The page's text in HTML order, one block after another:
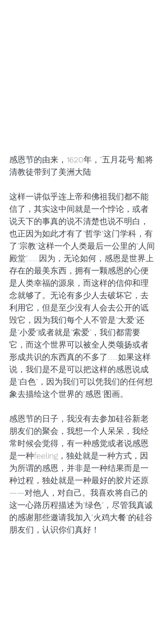
感恩节的由来，1620年，"五月花号"船将
清教徒带到了美洲大陆
这样一讲似乎连上帝和佛祖我们都不能
信了，其实这中间就是一个悖论，或者
说天下的事真的说不清楚也说不明白，
也正因为如此才有了"哲学"这门学科，有
了"宗教"这样一个人类最后一公里的"人间
殿堂"…….因为，无论如何，感恩是世界上
存在的最美东西，拥有一颗感恩的心便
是人类幸福的源泉，而这样的信仰和理
念就够了。无论有多少人去破坏它，去
利用它，但是至少没有人会去公开的诋
毁它，因为我们每个人不管是"大爱"还
是"小爱"或者就是"索爱"，我们都需要
它，而这个世界可以被全人类颂扬或者
形成共识的东西真的不多了……如果这样
说，我们是不是可以把这样的感恩说成
是"白色"，因为我们可以凭我们的任何想
象去描绘这个世界的"感恩"图画。
感恩节的日子，我没有去参加硅谷新老
朋友们的聚会，我想一个人呆呆，我经
常时候会觉得，有一种感觉或者说感恩
是一种feeling，独处就是一种方式，因
为所谓的感恩，并非是一种结果而是一
种过程，独处就是一种最好的胶片还原
——对他人，对自己。我喜欢将自己的
这一心路历程描述为"绿色"，尽管我真诚
的感谢那些邀请我加入"火鸡大餐"的硅谷
朋友们，认识你们真好！